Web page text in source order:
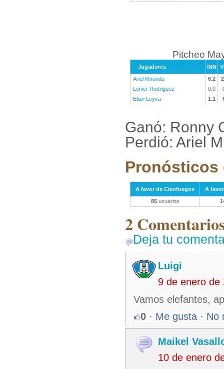
Pitcheo
Jugadores INN
Ariel Miranda
6.2
Lenier Rodriguez
0.0
Elian Leyva
1.1
Ganó: Ronny
Perdió: Ariel
Pronósticos
A favor de Cienfuegos
A
85usuarios
2
Deja tu
Luigi
9 de enero de
Vamos elefantes,
0 · Me gusta · No
Maikel
10 de enero